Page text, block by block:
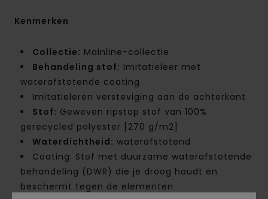
Kenmerken
Collectie: Mainline-collectie
Behandeling stof: Imitatieleer met
waterafstotende coating
Imitatieleren versteviging aan de achterkant
Stof: Geweven ripstop stof van 100%
gerecycled polyester [270 g/m2]
Waterdichtheid: waterafstotend
Coating: Stof met duurzame waterafstotende
behandeling (DWR) die je droog houdt en
beschermt tegen de elementen